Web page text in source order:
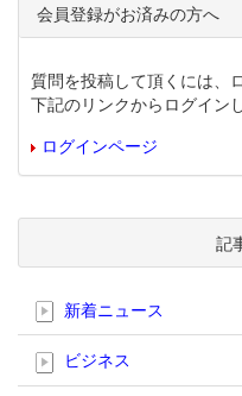
会員登録がお済みの方へ
質問を投稿して頂くには、
下記のリンクからログイン
ログインページ
記
新着ニュース
ビジネス